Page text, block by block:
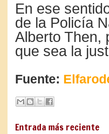
En ese
de la Policía
Alberto Then,
que sea la
Fuente:
Entrada más reciente